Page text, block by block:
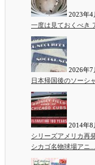
2023年4
一度は見ておくべき
2026年7
日本帰国後のソーシ
2014年8
シリーズアメリカ再
シカゴ名物球場アニ...